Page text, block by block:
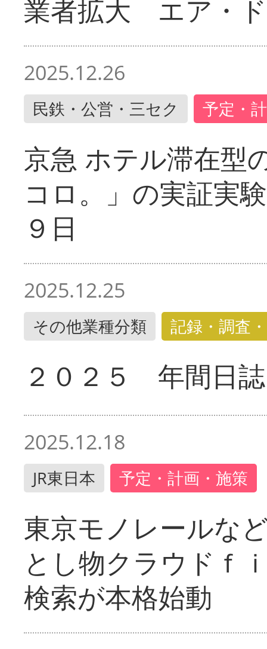
業者拡大 エア・
2025.12.26
民鉄・公営・三セク 予定・
京急 ホテル滞在型
コロ。」の実証実
９日
2025.12.25
その他業種分類 記録・調査
２０２５ 年間日誌
2025.12.18
JR東日本 予定・計画・施策
東京モノレールな
とし物クラウドｆ
検索が本格始動